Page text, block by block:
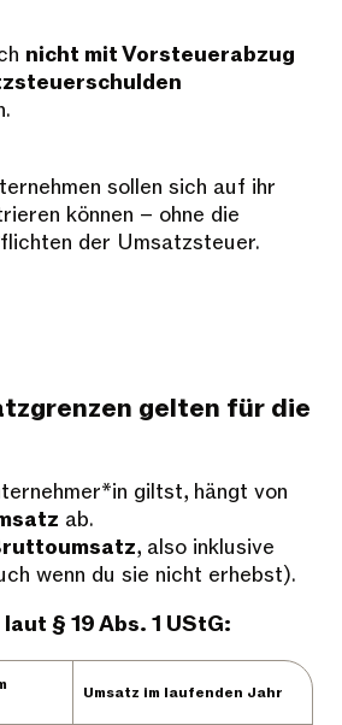
nicht mit Vorsteuerabzug
sollen sich auf ihr
können – ohne die
der Umsatzsteuer.
gelten für die
giltst, hängt von
ab.
, also inklusive
wenn du sie nicht erhebst).
§ 19 Abs. 1 UStG:
Umsatz im laufenden Jahr